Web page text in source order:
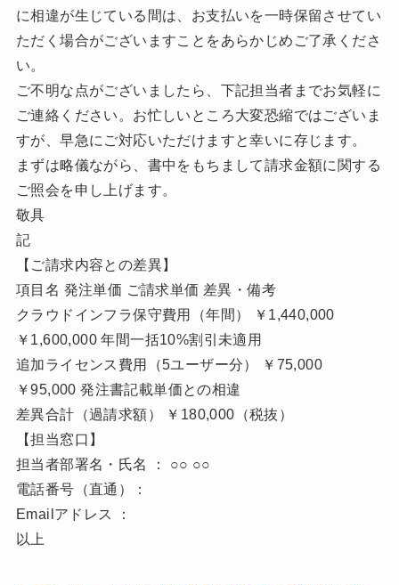
に相違が生じている間は、お支払いを一時保留させてい
ただく場合がございますことをあらかじめご了承くださ
い。
ご不明な点がございましたら、下記担当者までお気軽に
ご連絡ください。お忙しいところ大変恐縮ではございま
すが、早急にご対応いただけますと幸いに存じます。
まずは略儀ながら、書中をもちまして請求金額に関する
ご照会を申し上げます。
敬具
記
【ご請求内容との差異】
項目名 発注単価 ご請求単価 差異・備考
クラウドインフラ保守費用（年間） ￥1,440,000
￥1,600,000 年間一括10%割引未適用
追加ライセンス費用（5ユーザー分） ￥75,000
￥95,000 発注書記載単価との相違
差異合計（過請求額） ￥180,000（税抜）
【担当窓口】
担当者部署名・氏名 ： ○○ ○○
電話番号（直通）：
Emailアドレス ：
以上